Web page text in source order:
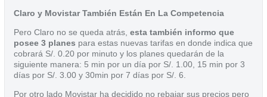
Claro y Movistar También Están En La Competencia
Pero Claro no se queda atrás, esta también informo que
posee 3 planes para estas nuevas tarifas en donde indica que
cobrará S/. 0.20 por minuto y los planes quedarán de la
siguiente manera: 5 min por un día por S/. 1.00, 15 min por 3
días por S/. 3.00 y 30min por 7 días por S/. 6.
Por otro lado Movistar ha decidido no rebajar sus precios pero